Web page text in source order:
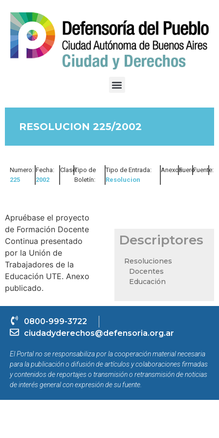
RESOLUCION 225/2002
Numero:
225
Fecha:
2002
Clase:Tipo de
Boletín:
Tipo de Entrada:
Resolucion
Anexos:Fuero:Fuente:
Apruébase el proyecto
de Formación Docente
Continua presentado
por la Unión de
Trabajadores de la
Educación UTE. Anexo
publicado.
Descriptores
Resoluciones
Docentes
Educación
0800-999-3722
ciudadyderechos@defensoria.org.ar
El Portal no se responsabiliza por la cooperación material necesaria
para la publicación o difusión de artículos y colaboraciones firmadas
y contenidos de reportajes o transmisión o retransmisión de noticias
de interés general con expresión de su fuente.